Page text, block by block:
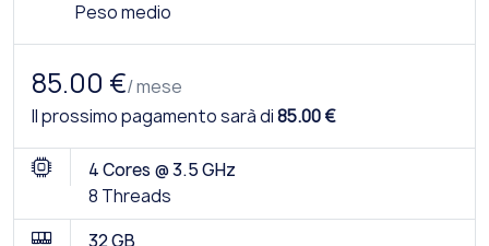
Peso medio
85.00 €/ mese
Il prossimo pagamento sarà di85.00 €
4 Cores @ 3.5 GHz
8 Threads
32 GB